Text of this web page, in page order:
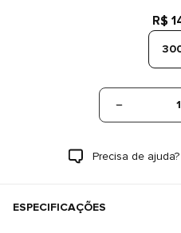
R$
1
Precisa de ajuda?
ESPECIFICAÇÕES